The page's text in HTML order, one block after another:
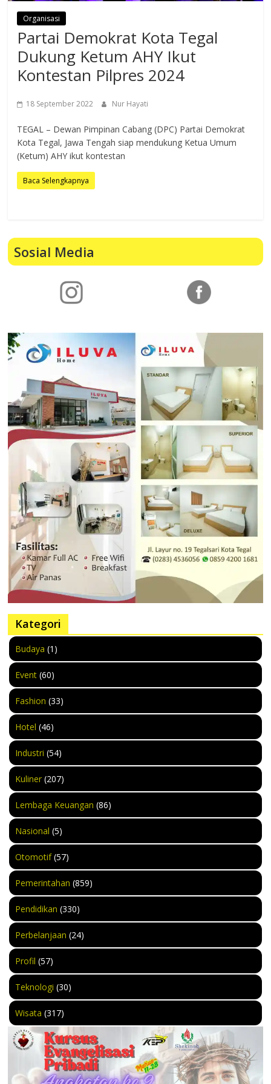
Organisasi
Partai Demokrat Kota Tegal
Dukung Ketum AHY Ikut
Kontestan Pilpres 2024
18 September 2022 Nur Hayati
TEGAL – Dewan Pimpinan Cabang (DPC) Partai Demokrat
Kota Tegal, Jawa Tengah siap mendukung Ketua Umum
(Ketum) AHY ikut kontestan
Baca Selengkapnya
Sosial Media
Kategori
Budaya (1)
Event (60)
Fashion (33)
Hotel (46)
Industri (54)
Kuliner (207)
Lembaga Keuangan (86)
Nasional (5)
Otomotif(57)
Pemerintahan (859)
Pendidikan (330)
Perbelanjaan (24)
Profil (57)
Teknologi (30)
Wisata (317)